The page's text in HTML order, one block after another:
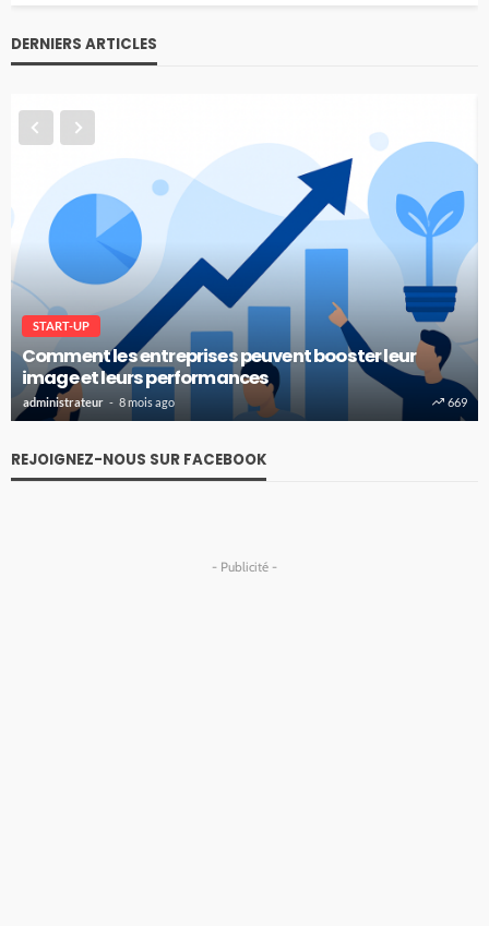
DERNIERS ARTICLES
START-UP
Comment les entreprises peuvent booster leur
image et leurs performances
administrateur 8 mois ago 669
REJOIGNEZ-NOUS SUR FACEBOOK
- Publicité -